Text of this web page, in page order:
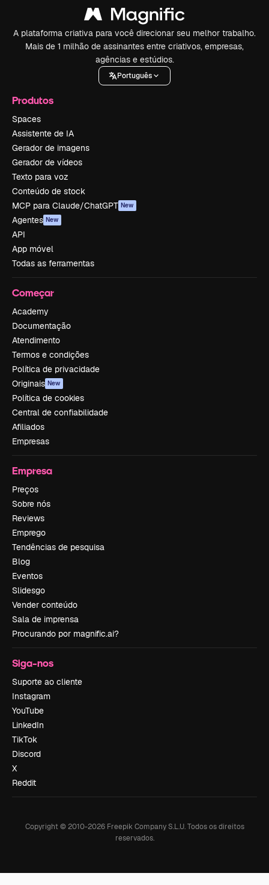
A plataforma criativa para você direcionar seu melhor trabalho.
Mais de 1 milhão de assinantes entre criativos, empresas,
agências e estúdios.
Português
Produtos
Spaces
Assistente de IA
Gerador de imagens
Gerador de vídeos
Texto para voz
Conteúdo de stock
MCP para Claude/ChatGPT New
Agentes New
API
App móvel
Todas as ferramentas
Começar
Academy
Documentação
Atendimento
Termos e condições
Política de privacidade
Originais New
Política de cookies
Central de confiabilidade
Afiliados
Empresas
Empresa
Preços
Sobre nós
Reviews
Emprego
Tendências de pesquisa
Blog
Eventos
Slidesgo
Vender conteúdo
Sala de imprensa
Procurando por magnific.ai?
Siga-nos
Suporte ao cliente
Instagram
YouTube
LinkedIn
TikTok
Discord
X
Reddit
Copyright © 2010-2026Freepik Company S.L.U. Todos os direitos
reservados.